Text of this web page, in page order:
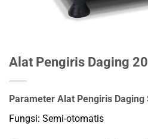
Alat Pengiris Daging
Parameter Alat Pengiris
Fungsi: Semi-otomatis